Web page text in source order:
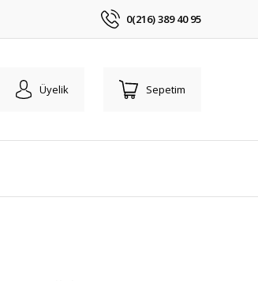
0(216) 389 40 95
Üyelik Sepetim